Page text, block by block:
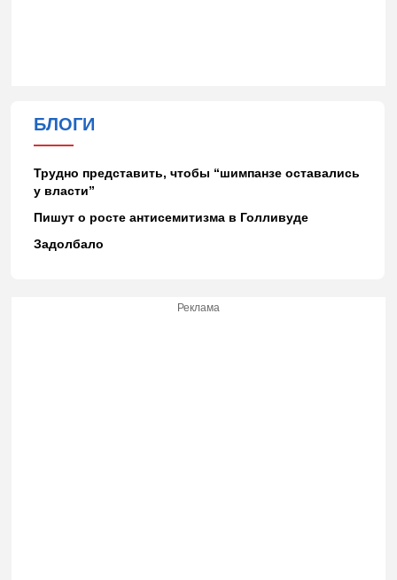
БЛОГИ
Трудно представить, чтобы “шимпанзе оставались
у власти”
Пишут о росте антисемитизма в Голливуде
Задолбало
Реклама